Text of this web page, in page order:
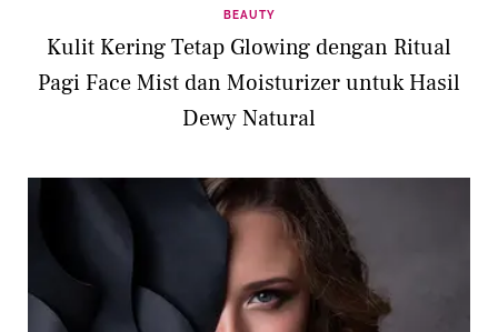
BEAUTY
Kulit Kering Tetap Glowing dengan Ritual
Pagi Face Mist dan Moisturizer untuk Hasil
Dewy Natural